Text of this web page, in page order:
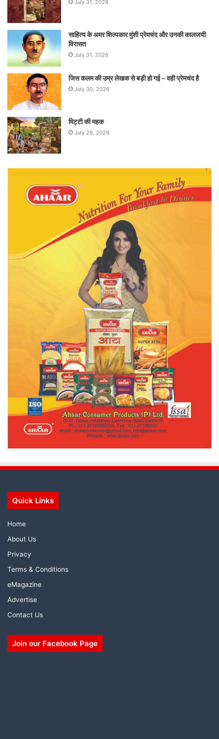
July 31, 2026
साहित्य के अमर शिल्पकार मुंशी प्रेमचंद और उनकी कालजयी
विरासत
July 31, 2026
जिस कलम की उम्र लेखक से बड़ी हो गई – वही प्रेमचंद है
July 30, 2026
मिट्टी की महक
July 29, 2026
Quick Links
Home
About Us
Privacy
Terms & Conditions
eMagazine
Advertise
Contact Us
Join our Facebook Page